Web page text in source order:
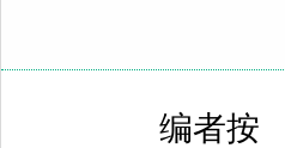
编者按